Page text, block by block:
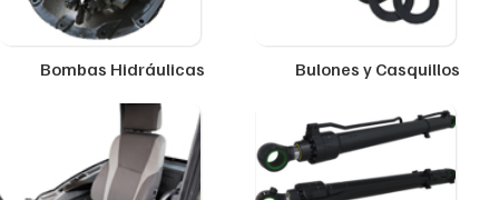
Bombas Hidráulicas Bulones y Casquillos